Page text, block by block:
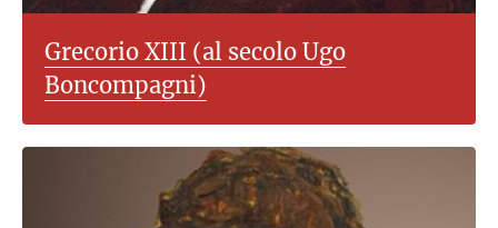
Grecorio XIII (al secolo Ugo
Boncompagni)